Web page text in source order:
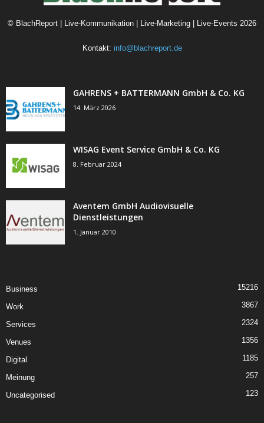
© BlachReport | Live-Kommunikation | Live-Marketing | Live-Events 2026
Kontakt: info@blachreport.de
GAHRENS + BATTERMANN GmbH & Co. KG
14. März 2026
WISAG Event Service GmbH & Co. KG
8. Februar 2024
Aventem GmbH Audiovisuelle
Dienstleistungen
1. Januar 2010
Business 15216
Work 3867
Services 2324
Venues 1356
Digital 1185
Meinung 257
Uncategorised 123